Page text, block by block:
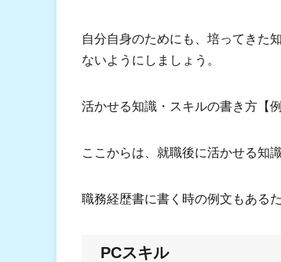
自分自身のためにも、培ってきた
ないようにしましょう。
活かせる知識・スキルの書き方【例
ここからは、就職後に活かせる知
職務経歴書に書く時の例文もある
PCスキル